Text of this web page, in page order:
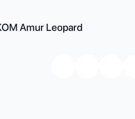
Amur Leopard